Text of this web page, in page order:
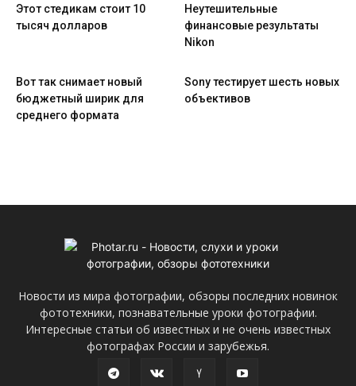
Этот стедикам стоит 10
тысяч долларов
Неутешительные
финансовые результаты
Nikon
Вот так снимает новый
бюджетный ширик для
среднего формата
Sony тестирует шесть новых
объективов
Новости из мира фотографии, обзоры последних новинок
фототехники, познавательные уроки фотографии.
Интересные статьи об известных и не очень известных
фотографах России и зарубежья.